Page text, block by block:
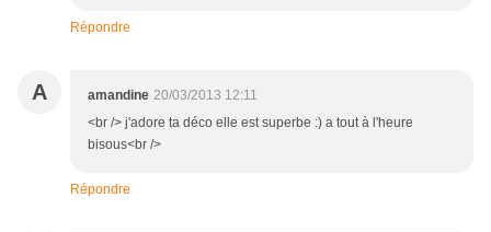
Répondre
A amandine 20/03/2013 12:11
<br /> j'adore ta déco elle est superbe :) a tout à l'heure
bisous<br />
Répondre